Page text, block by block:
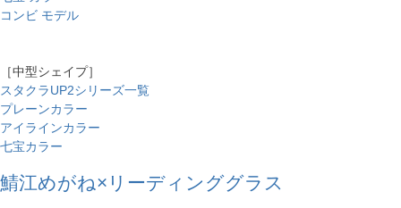
コンビ モデル
［中型シェイプ］
スタクラUP2シリーズ一覧
プレーンカラー
アイラインカラー
七宝カラー
鯖江めがね×リーディンググラス